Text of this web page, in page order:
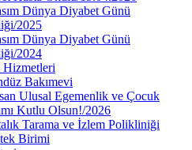
Dünya Diyabet Günü
2025
Dünya Diyabet Günü
2024
Hizmetleri
Bakımevi
Ulusal Egemenlik ve Çocuk
Kutlu Olsun!/2026
Tarama ve İzlem Polikliniği
Birimi